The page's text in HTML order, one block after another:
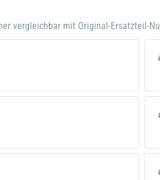
der Motoremissionen
vergleichbar mit Original-Ersatzteil-